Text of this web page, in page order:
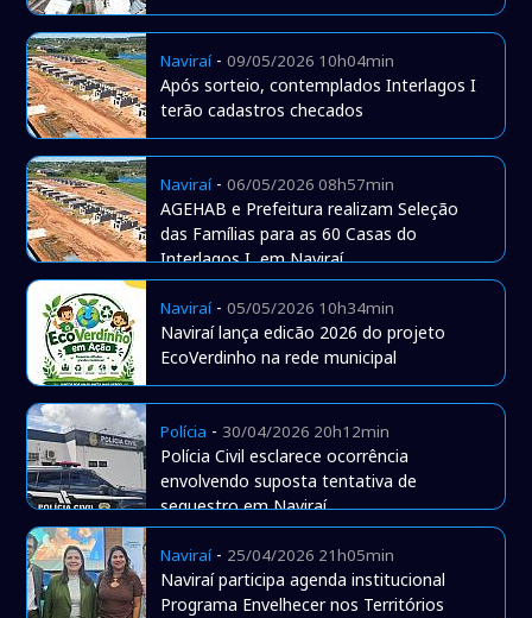
Naviraí-09/05/2026 10h04min
Após sorteio, contemplados Interlagos I
terão cadastros checados
Naviraí-06/05/2026 08h57min
AGEHAB e Prefeitura realizam Seleção
das Famílias para as 60 Casas do
Interlagos I, em Naviraí
Naviraí-05/05/2026 10h34min
Naviraí lança edicão 2026 do projeto
EcoVerdinho na rede municipal
Polícia - 30/04/2026 20h12min
Polícia Civil esclarece ocorrência
envolvendo suposta tentativa de
sequestro em Naviraí
Naviraí- 25/04/2026 21h05min
Naviraí participa agenda institucional
Programa Envelhecer nos Territórios